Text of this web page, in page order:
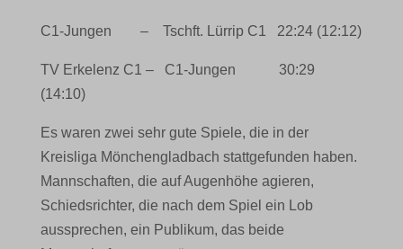
C1-Jungen – Tschft. Lürrip C1 22:24 (12:12)
TV Erkelenz C1 – C1-Jungen 30:29
(14:10)
Es waren zwei sehr gute Spiele, die in der
Kreisliga Mönchengladbach stattgefunden haben.
Mannschaften, die auf Augenhöhe agieren,
Schiedsrichter, die nach dem Spiel ein Lob
aussprechen, ein Publikum, das beide